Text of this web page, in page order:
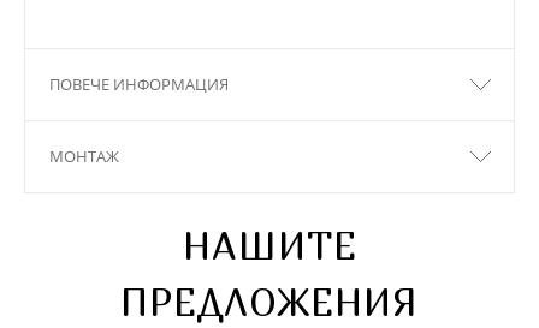
ПОВЕЧЕ ИНФОРМАЦИЯ
МОНТАЖ
НАШИТЕ
ПРЕДЛОЖЕНИЯ